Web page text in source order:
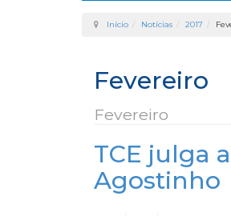
Início Notícias 2017
Fevereiro
Fevereiro
TCE julga
Agostinho